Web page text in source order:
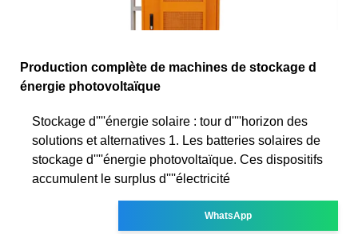
Production complète de machines de stockage d
énergie photovoltaïque
Stockage d''''énergie solaire : tour d''''horizon des
solutions et alternatives 1. Les batteries solaires de
stockage d''''énergie photovoltaïque. Ces dispositifs
accumulent le surplus d''''électricité
WhatsApp